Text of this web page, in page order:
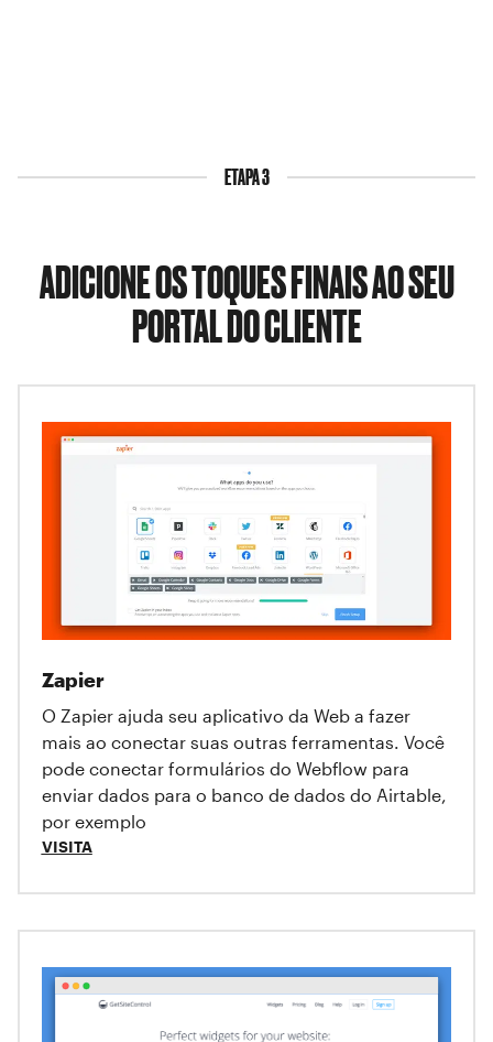
ETAPA 3
ADICIONE OS TOQUES FINAIS AO SEU
PORTAL DO CLIENTE
Zapier
O Zapier ajuda seu aplicativo da Web a fazer
mais ao conectar suas outras ferramentas. Você
pode conectar formulários do Webflow para
enviar dados para o banco de dados do Airtable,
por exemplo
VISITA